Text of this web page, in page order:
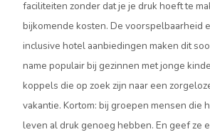
faciliteiten zonder dat je je druk hoeft te
bijkomende kosten. De voorspelbaarheid
inclusive hotel aanbiedingen maken dit
name populair bij gezinnen met jonge
koppels die op zoek zijn naar een
vakantie. Kortom: bij groepen mensen die
leven al druk genoeg hebben. En geef ze